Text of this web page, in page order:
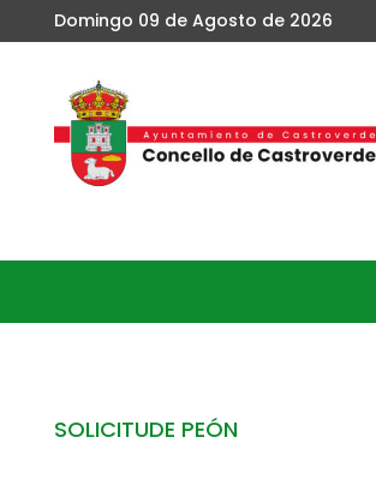
Domingo 09 de Agosto de 2026
SOLICITUDE PEÓN